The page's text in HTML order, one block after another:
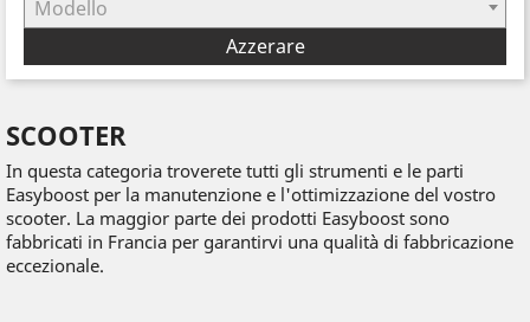
Modello
Azzerare
SCOOTER
In questa categoria troverete tutti gli strumenti e le parti
Easyboost per la manutenzione e l'ottimizzazione del vostro
scooter. La maggior parte dei prodotti Easyboost sono
fabbricati in Francia per garantirvi una qualità di fabbricazione
eccezionale.